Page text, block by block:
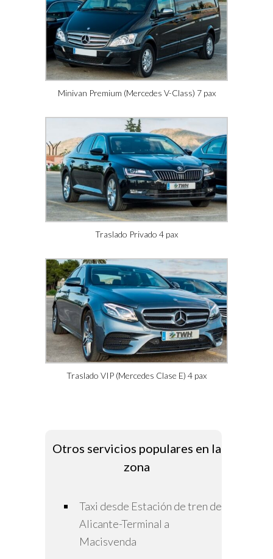
Minivan Premium (Mercedes V-Class) 7 pax
Traslado Privado 4 pax
Traslado VIP (Mercedes Clase E) 4 pax
Otros servicios populares en la
zona
Taxi desde Estación de tren de
Alicante-Terminal a
Macisvenda